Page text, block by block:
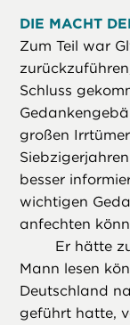
DIE MACHT
Zum Teil war
Schluss
großen
besser
wichtigen
anfechten
Er hätte
Mann lesen
Deutschland
geführt hatte,